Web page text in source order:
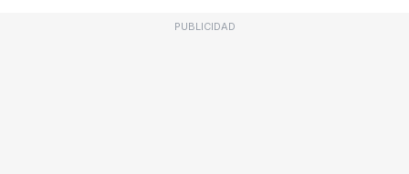
PUBLICIDAD